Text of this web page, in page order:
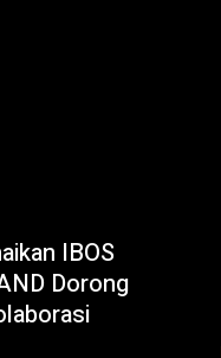
IBOS
Dorong